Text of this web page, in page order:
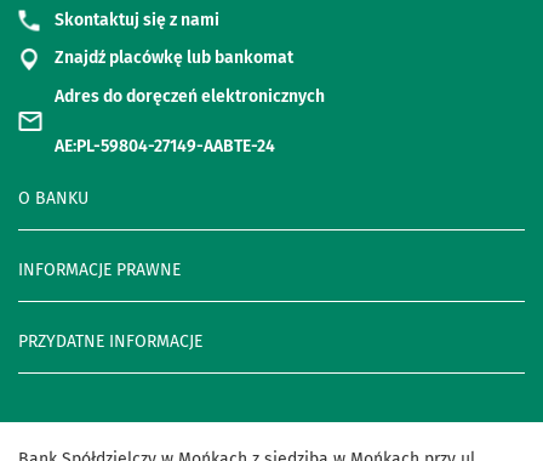
O BANKU
INFORMACJE PRAWNE
PRZYDATNE INFORMACJE
Skontaktuj się z nami
Znajdź placówkę lub bankomat
Adres do doręczeń elektronicznych
AE:PL-59804-27149-AABTE-24